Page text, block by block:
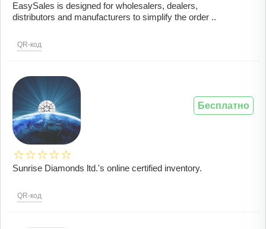
EasySales is designed for wholesalers, dealers,
distributors and manufacturers to simplify the order ..
QR-код
Sunrise Diamonds ltd.'s online certified inventory.
QR-код
Бесплатно